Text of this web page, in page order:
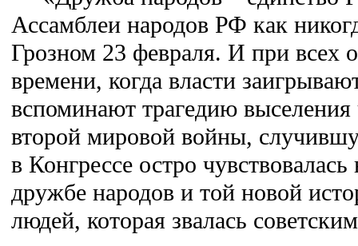
Ассамблеи народов РФ как
Грозном 23 февраля. И при всех
времени, когда власти
вспоминают трагедию выселения
второй мировой войны,
в Конгрессе остро
дружбе народов и той новой
людей, которая звалась